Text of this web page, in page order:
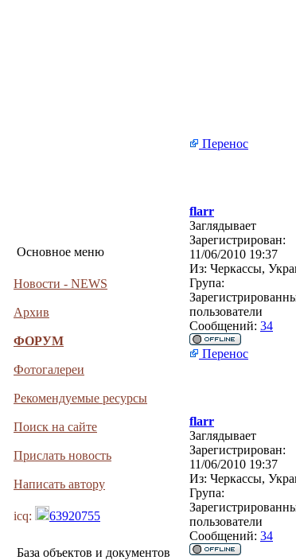
Основное меню
Новости - NEWS
Архив
ФОРУМ
Фотогалереи
Рекомендуемые ресурсы
Поиск на сайте
Прислать новость
Написать автору
icq: 63920755
База объектов и документов
Перенос
flarr
Заглядывает
Зарегистрирован:
11/06/2010 19:37
Из: Черкассы,
Група:
пользователи
Сообщений: 34
Перенос
flarr
Заглядывает
Зарегистрирован:
11/06/2010 19:37
Из: Черкассы,
Група:
пользователи
Сообщений: 34